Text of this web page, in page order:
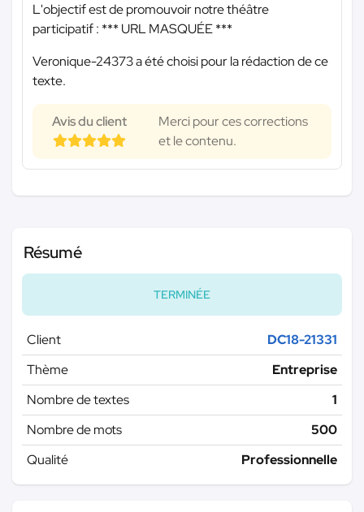
L'objectif est de promouvoir notre théâtre
participatif : *** URL MASQUÉE ***
Veronique-24373 a été choisi pour la rédaction de ce
texte.
Avis du client
Merci pour ces corrections
et le contenu.
Résumé
TERMINÉE
Client
DC18-21331
Thème
Entreprise
Nombre de textes
1
Nombre de mots
500
Qualité
Professionnelle